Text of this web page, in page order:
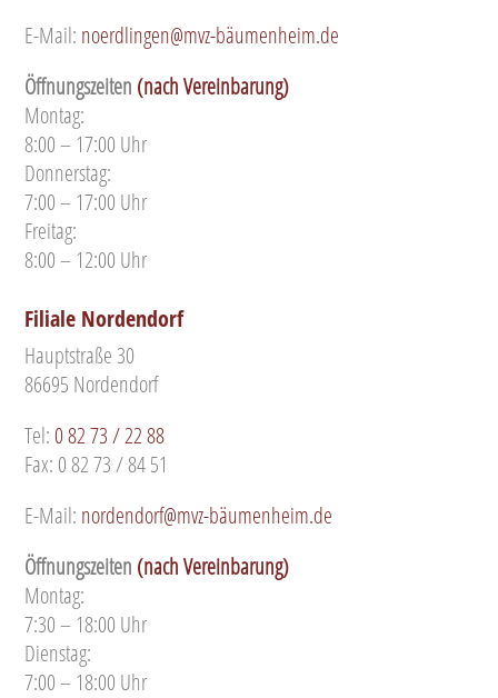
E-Mail: noerdlingen@mvz-bäumenheim.de
Öffnungszeiten (nach Vereinbarung)
Montag:
8:00 – 17:00 Uhr
Donnerstag:
7:00 – 17:00 Uhr
Freitag:
8:00 – 12:00 Uhr
Filiale Nordendorf
Hauptstraße 30
86695 Nordendorf
Tel:0 82 73 / 22 88
Fax: 0 82 73 / 84 51
E-Mail: nordendorf@mvz-bäumenheim.de
Öffnungszeiten (nach Vereinbarung)
Montag:
7:30 – 18:00 Uhr
Dienstag:
7:00 – 18:00 Uhr